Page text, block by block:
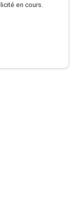
en cours.